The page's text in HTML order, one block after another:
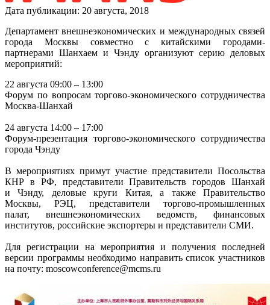
Дата публикации: 20 августа, 2018
Департамент внешнеэкономических и международных связей
города Москвы совместно с китайскими городами-
партнерами Шанхаем и Чэнду организуют серию деловых
мероприятий:
22 августа 09:00 – 13:00
Форум по вопросам торгово-экономического сотрудничества
Москва-Шанхай
24 августа 14:00 – ­17:00
Форум-презентация торгово-экономического сотрудничества
города Чэнду
В мероприятиях примут участие представители Посольства
КНР в РФ, представители Правительств городов Шанхай
и Чэнду, деловые круги Китая, а также Правительство
Москвы, РЭЦ, представители торгово-промышленных
палат, внешнеэкономических ведомств, финансовых
институтов, российские экспортеры и представители СМИ.
Для регистрации на мероприятия и получения последней
версии программы необходимо направить список участников
на почту: moscowconference@mcms.ru